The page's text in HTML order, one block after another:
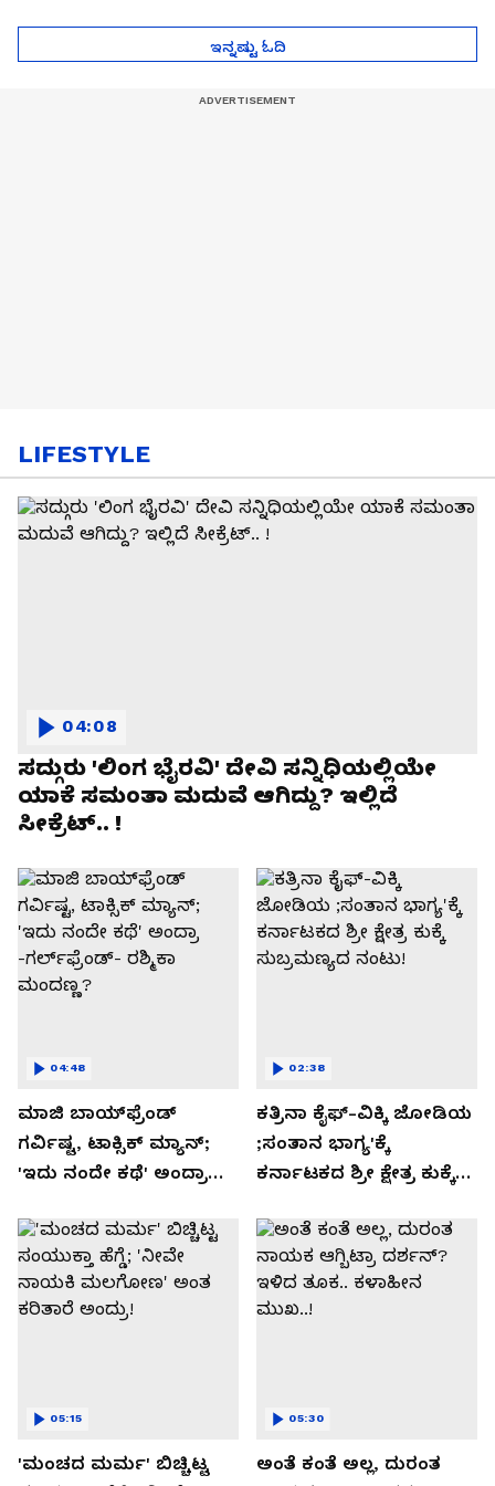
ಇನ್ನಷ್ಟು ಓದಿ
LIFESTYLE
ಸದ್ಗುರು 'ಲಿಂಗ ಭೈರವಿ' ದೇವಿ ಸನ್ನಿಧಿಯಲ್ಲಿಯೇ
ಯಾಕೆ ಸಮಂತಾ ಮದುವೆ ಆಗಿದ್ದು? ಇಲ್ಲಿದೆ
ಸೀಕ್ರೆಟ್.. !
04:08
ಮಾಜಿ ಬಾಯ್‌ಫ್ರೆಂಡ್
ಗರ್ವಿಷ್ಟ, ಟಾಕ್ಸಿಕ್ ಮ್ಯಾನ್;
'ಇದು ನಂದೇ ಕಥೆ' ಅಂದ್ರಾ
ಮಂದಣ್ಣ?
04:48
ಕತ್ರಿನಾ ಕೈಫ್-ವಿಕ್ಕಿ ಜೋಡಿಯ
;ಸಂತಾನ ಭಾಗ್ಯ'ಕ್ಕೆ
ಕರ್ನಾಟಕದ ಶ್ರೀ ಕ್ಷೇತ್ರ ಕುಕ್ಕೆ
02:38
'ಮಂಚದ ಮರ್ಮ' ಬಿಚ್ಚಿಟ್ಟ
05:15
ಅಂತೆ ಕಂತೆ ಅಲ್ಲ, ದುರಂತ
05:30